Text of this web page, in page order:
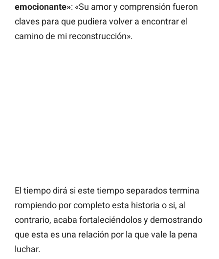
emocionante»: «Su amor y comprensión fueron
claves para que pudiera volver a encontrar el
camino de mi reconstrucción».
El tiempo dirá si este tiempo separados termina
rompiendo por completo esta historia o si, al
contrario, acaba fortaleciéndolos y demostrando
que esta es una relación por la que vale la pena
luchar.